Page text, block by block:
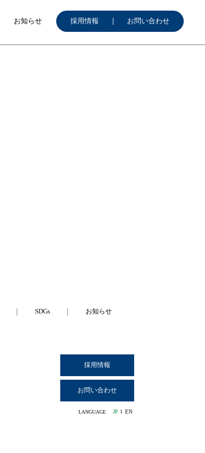
お知らせ 採用情報 お問い合わせ
SDGs お知らせ
採用情報
お問い合わせ
LANGUAGE JP EN